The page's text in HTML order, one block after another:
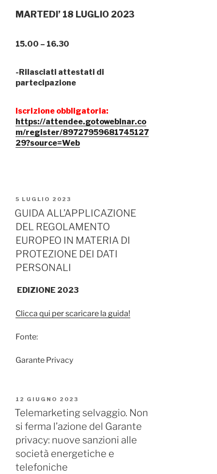
MARTEDI’ 18 LUGLIO 2023
15.00 – 16.30
-Rilasciati attestati di
partecipazione
Iscrizione obbligatoria:
https://attendee.gotowebinar.co
m/register/89727959681745127
29?source=Web
PUBBLICATO
IL
5 LUGLIO 2023
GUIDA ALL’APPLICAZIONE
DEL REGOLAMENTO
EUROPEO IN MATERIA DI
PROTEZIONE DEI DATI
PERSONALI
EDIZIONE 2023
Clicca qui per scaricare la guida!
Fonte:
Garante Privacy
PUBBLICATO
IL
12 GIUGNO 2023
Telemarketing selvaggio. Non
si ferma l’azione del Garante
privacy: nuove sanzioni alle
società energetiche e
telefoniche